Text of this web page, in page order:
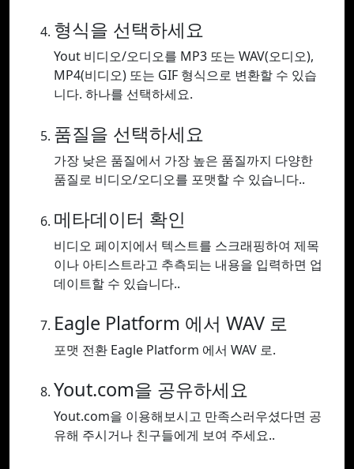
형식을 선택하세요
Yout 비디오/오디오를 MP3 또는 WAV(오디오),
MP4(비디오) 또는 GIF 형식으로 변환할 수 있습
니다. 하나를 선택하세요.
품질을 선택하세요
가장 낮은 품질에서 가장 높은 품질까지 다양한
품질로 비디오/오디오를 포맷할 수 있습니다..
메타데이터 확인
비디오 페이지에서 텍스트를 스크래핑하여 제목
이나 아티스트라고 추측되는 내용을 입력하면 업
데이트할 수 있습니다..
Eagle Platform 에서 WAV 로
포맷 전환 Eagle Platform 에서 WAV 로.
Yout.com을 공유하세요
Yout.com을 이용해보시고 만족스러우셨다면 공
유해 주시거나 친구들에게 보여 주세요..